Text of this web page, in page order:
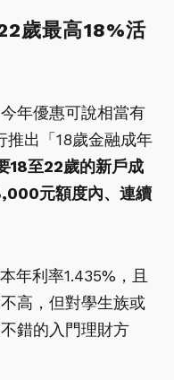
歲最高18%活
年優惠可說相當有
推出「18歲金融成年
18至22歲的新戶成
元額度內、連續
年利率1.435%，且
高，但對學生族或
錯的入門理財方